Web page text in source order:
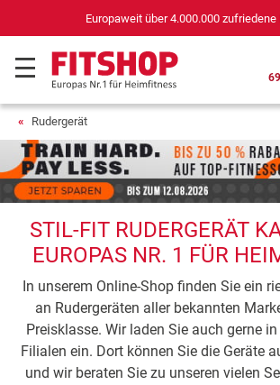
Europaweit über 4.000.000 zufriedene
Rudergerät
STIL-FIT RUDERGERÄT
EUROPAS NR. 1 FÜR
In unserem Online-Shop finden Sie ein
an Rudergeräten aller bekannten
Preisklasse. Wir laden Sie auch gerne
Filialen ein. Dort können Sie die Geräte
und wir beraten Sie zu unseren vielen